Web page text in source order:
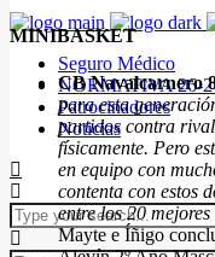
Seguro Médico
NORMATIVA 26-
Patrocinadores
Noticias
MINIBASKET
CB Navalcarnero
para esta
partidos contra
físicamente. Pero
en equipo con
contenta con estos
entre los 20
Mayte e Íñigo